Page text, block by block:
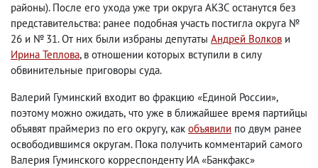
районы). После его ухода уже три округа АКЗС останутся без
представительства: ранее подобная участь постигла округа №
26 и № 31. От них были избраны депутаты Андрей Волков и
Ирина Теплова, в отношении которых вступили в силу
обвинительные приговоры суда.
Валерий Гуминский входит во фракцию «Единой России»,
поэтому можно ожидать, что уже в ближайшее время партийцы
объявят праймериз по его округу, как объявили по двум ранее
освободившимся округам. Пока получить комментарий самого
Валерия Гуминского корреспонденту ИА «Банкфакс»